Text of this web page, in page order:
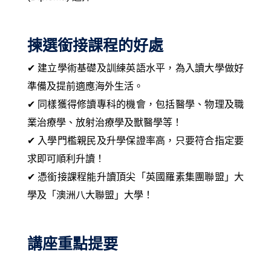
揀選銜接課程的好處
✔ 建立學術基礎及訓練英語水平，為入讀大學做好
準備及提前適應海外生活。
✔ 同樣獲得修讀專科的機會，包括醫學、物理及職
業治療學、放射治療學及獸醫學等！
✔ 入學門檻親民及升學保證率高，只要符合指定要
求即可順利升讀！
✔ 憑銜接課程能升讀頂尖「英國羅素集團聯盟」大
學及「澳洲八大聯盟」大學！
講座重點提要